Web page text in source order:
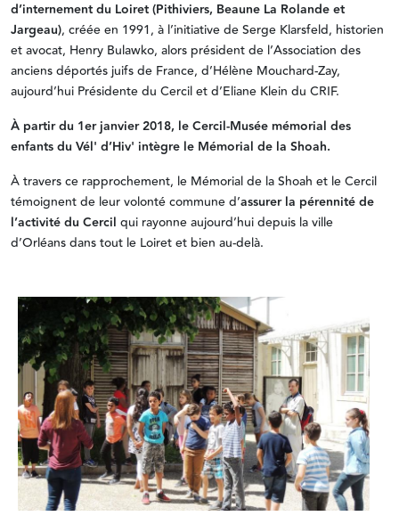
d’internement du Loiret (Pithiviers, Beaune La Rolande et
Jargeau), créée en 1991, à l’initiative de Serge Klarsfeld, historien
et avocat, Henry Bulawko, alors président de l’Association des
anciens déportés juifs de France, d’Hélène Mouchard-Zay,
aujourd’hui Présidente du Cercil et d’Eliane Klein du CRIF.
À partir du 1er janvier 2018, le Cercil-Musée mémorial des
enfants du Vél' d’Hiv' intègre le Mémorial de la Shoah.
À travers ce rapprochement, le Mémorial de la Shoah et le Cercil
témoignent de leur volonté commune d’assurer la pérennité de
l’activité du Cercil qui rayonne aujourd’hui depuis la ville
d’Orléans dans tout le Loiret et bien au-delà.